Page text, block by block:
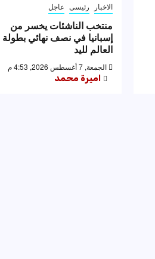
الاخبار رئيسى عاجل
منتخب الناشئات يخسر من
إسبانيا في نصف نهائي بطولة
العالم لليد
الجمعة, 7 أغسطس 2026, 4:53 م
اميرة محمد